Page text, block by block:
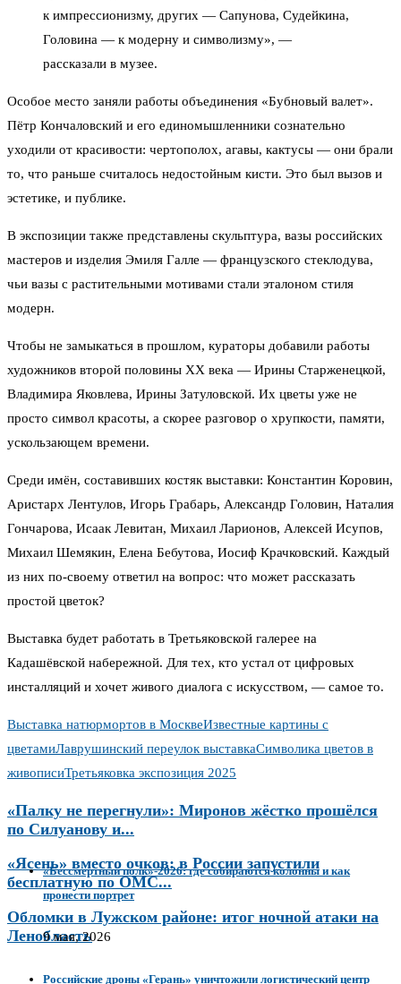
к импрессионизму, других — Сапунова, Судейкина,
Головина — к модерну и символизму», —
рассказали в музее.
Особое место заняли работы объединения «Бубновый валет».
Пётр Кончаловский и его единомышленники сознательно
уходили от красивости: чертополох, агавы, кактусы — они брали
то, что раньше считалось недостойным кисти. Это был вызов и
эстетике, и публике.
В экспозиции также представлены скульптура, вазы российских
мастеров и изделия Эмиля Галле — французского стеклодува,
чьи вазы с растительными мотивами стали эталоном стиля
модерн.
Чтобы не замыкаться в прошлом, кураторы добавили работы
художников второй половины XX века — Ирины Старженецкой,
Владимира Яковлева, Ирины Затуловской. Их цветы уже не
просто символ красоты, а скорее разговор о хрупкости, памяти,
ускользающем времени.
Среди имён, составивших костяк выставки: Константин Коровин,
Аристарх Лентулов, Игорь Грабарь, Александр Головин, Наталия
Гончарова, Исаак Левитан, Михаил Ларионов, Алексей Исупов,
Михаил Шемякин, Елена Бебутова, Иосиф Крачковский. Каждый
из них по-своему ответил на вопрос: что может рассказать
простой цветок?
Выставка будет работать в Третьяковской галерее на
Кадашёвской набережной. Для тех, кто устал от цифровых
инсталляций и хочет живого диалога с искусством, — самое то.
Выставка натюрмортов в МосквеИзвестные картины с
цветамиЛаврушинский переулок выставкаСимволика цветов в
живописиТретьяковка экспозиция 2025
«Палку не перегнули»: Миронов жёстко прошёлся
по Силуанову и...
«Ясень» вместо очков: в России запустили
бесплатную по ОМС...
Обломки в Лужском районе: итог ночной атаки на
Ленобласть
«Бессмертный полк»-2026: где собираются колонны и как
пронести портрет
9 мая, 2026
Российские дроны «Герань» уничтожили логистический центр